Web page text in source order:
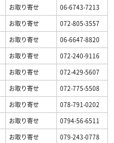
お取り寄せ
06-6743-7213
お取り寄せ
072-805-3557
お取り寄せ
06-6647-8820
お取り寄せ
072-240-9116
お取り寄せ
072-429-5607
お取り寄せ
072-775-5508
お取り寄せ
078-791-0202
お取り寄せ
0794-56-6511
お取り寄せ
079-243-0778